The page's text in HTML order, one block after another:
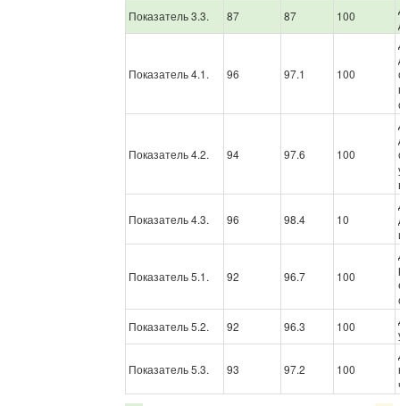
Показатель 3.3.
87 87 100
Показатель 4.1. 96 97.1 100
Показатель 4.2. 94 97.6 100
Показатель 4.3. 96 98.4 10
Показатель 5.1. 92 96.7 100
Показатель 5.2.
92 96.3 100
Показатель 5.3. 93 97.2 100